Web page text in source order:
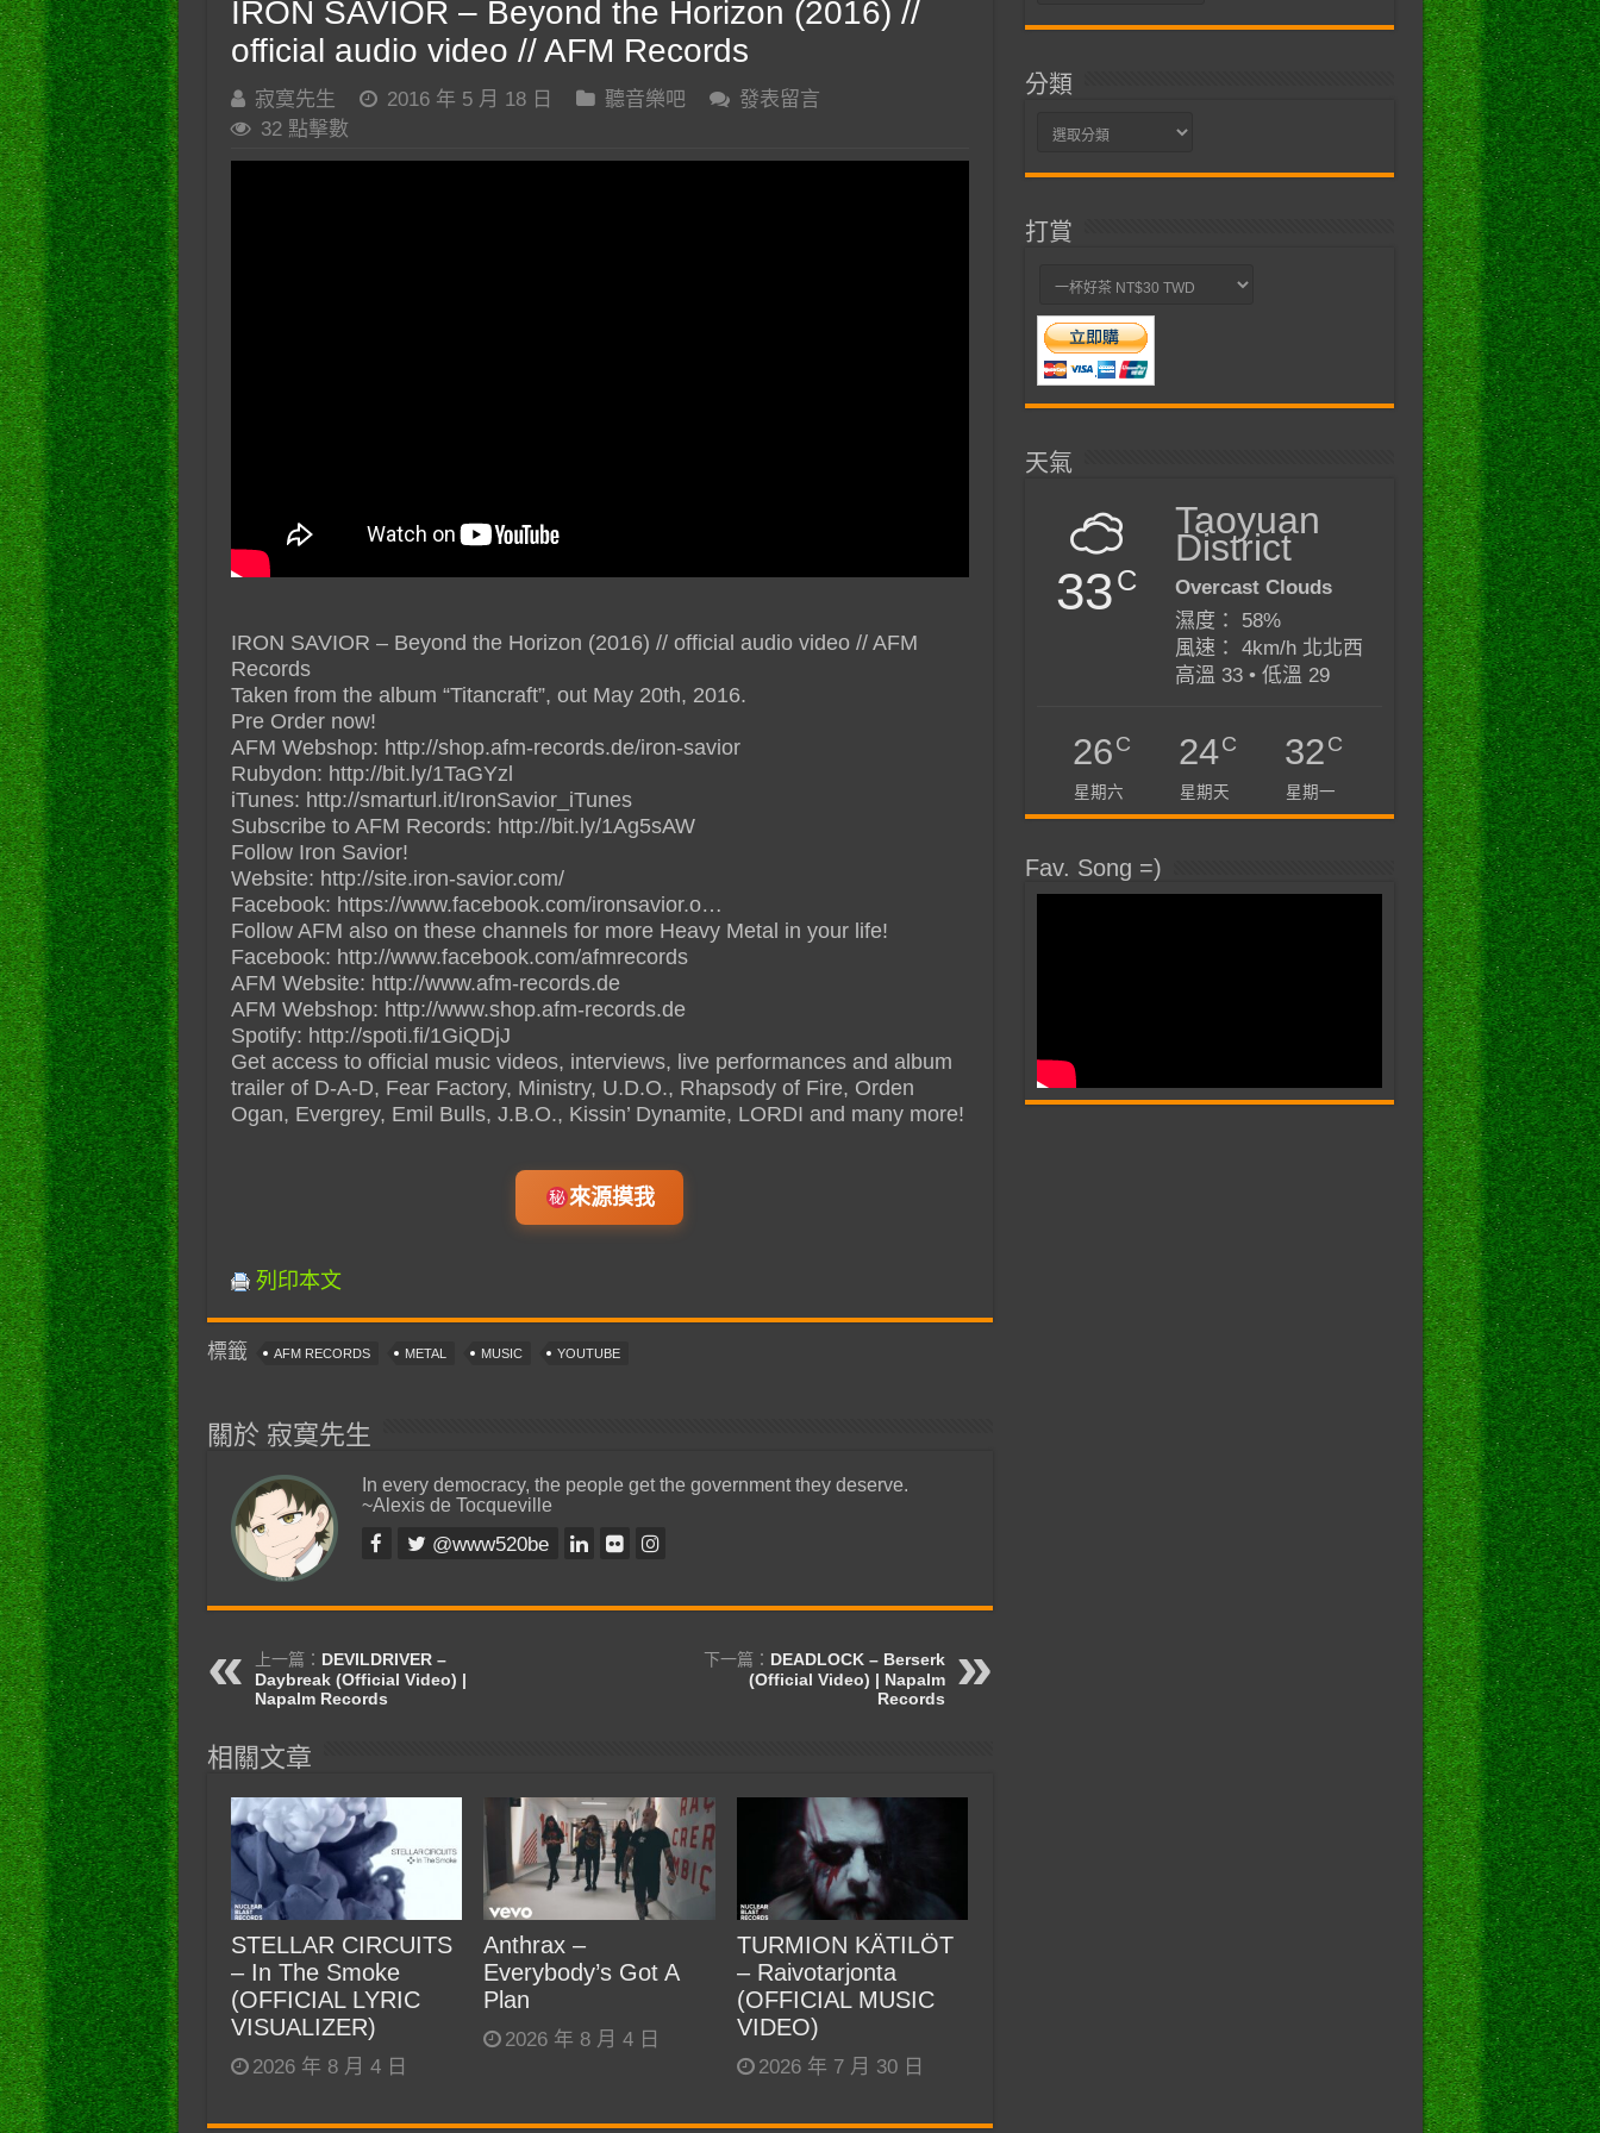
IRON SAVIOR – Beyond the Horizon (2016) //
official audio video // AFM Records
寂寞先生 2016 年 5 月 18 日 聽音樂吧
發表留言
32 點擊數
IRON SAVIOR – Beyond the Horizon (2016) // official audio video // AFM
Records
Taken from the album “Titancraft”, out May 20th, 2016.
Pre Order now!
AFM Webshop: http://shop.afm-records.de/iron-savior
Rubydon: http://bit.ly/1TaGYzl
iTunes: http://smarturl.it/IronSavior_iTunes
Subscribe to AFM Records: http://bit.ly/1Ag5sAW
Follow Iron Savior!
Website: http://site.iron-savior.com/
Facebook: https://www.facebook.com/ironsavior.o…
Follow AFM also on these channels for more Heavy Metal in your life!
Facebook: http://www.facebook.com/afmrecords
AFM Website: http://www.afm-records.de
AFM Webshop: http://www.shop.afm-records.de
Spotify: http://spoti.fi/1GiQDjJ
Get access to official music videos, interviews, live performances and album
trailer of D-A-D, Fear Factory, Ministry, U.D.O., Rhapsody of Fire, Orden
Ogan, Evergrey, Emil Bulls, J.B.O., Kissin’ Dynamite, LORDI and many more!
來源摸我
列印本文
標籤 AFM RECORDS METAL MUSIC YOUTUBE
關於 寂寞先生
In every democracy, the people get the government they deserve.
~Alexis de Tocqueville
@www520be
上一篇： DEVILDRIVER –
Daybreak (Official Video) |
Napalm Records
下一篇： DEADLOCK – Berserk
(Official Video) | Napalm
Records
相關文章
STELLAR CIRCUITS
– In The Smoke
(OFFICIAL LYRIC
VISUALIZER)
2026 年 8 月 4 日
Anthrax –
Everybody’s Got A
Plan
2026 年 8 月 4 日
TURMION KÄTILÖT
– Raivotarjonta
(OFFICIAL MUSIC
VIDEO)
2026 年 7 月 30 日
分類
分
打賞
天氣
33C
Taoyuan
District
Overcast Clouds
濕度： 58%
風速： 4km/h 北北西
高溫 33 • 低溫 29
26C
星期六
24C
星期天
32C
星期一
Fav. Song =)